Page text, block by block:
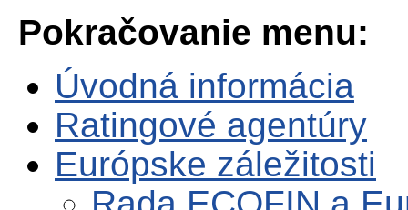
Pokračovanie menu:
Úvodná informácia
Ratingové agentúry
Európske záležitosti